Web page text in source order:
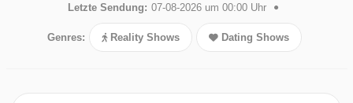
Letzte Sendung: 07-08-2026 um 00:00 Uhr
Genres: Reality Shows Dating Shows